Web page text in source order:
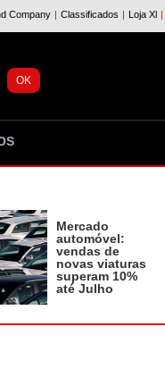
Mercado
automóvel:
vendas de
novas viaturas
superam 10%
até Julho